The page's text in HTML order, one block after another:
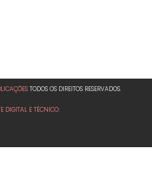
TODOS OS DIREITOS RESERVADOS.
DIGITAL E TÉCNICO: